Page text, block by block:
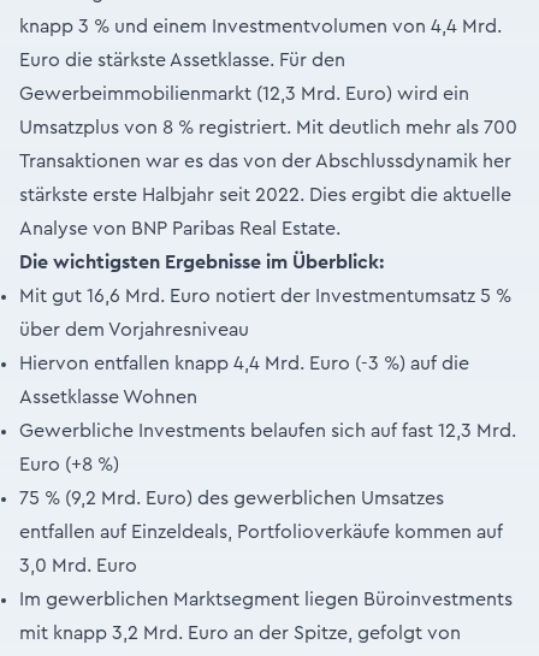
knapp 3 % und einem Investmentvolumen von 4,4 Mrd.
Euro die stärkste Assetklasse. Für den
Gewerbeimmobilienmarkt (12,3 Mrd. Euro) wird ein
Umsatzplus von 8 % registriert. Mit deutlich mehr als 700
Transaktionen war es das von der Abschlussdynamik her
stärkste erste Halbjahr seit 2022. Dies ergibt die aktuelle
Analyse von BNP Paribas Real Estate.
Die wichtigsten Ergebnisse im Überblick:
Mit gut 16,6 Mrd. Euro notiert der Investmentumsatz 5 %
über dem Vorjahresniveau
Hiervon entfallen knapp 4,4 Mrd. Euro (-3 %) auf die
Assetklasse Wohnen
Gewerbliche Investments belaufen sich auf fast 12,3 Mrd.
Euro (+8 %)
75 % (9,2 Mrd. Euro) des gewerblichen Umsatzes
entfallen auf Einzeldeals, Portfolioverkäufe kommen auf
3,0 Mrd. Euro
Im gewerblichen Marktsegment liegen Büroinvestments
mit knapp 3,2 Mrd. Euro an der Spitze, gefolgt von